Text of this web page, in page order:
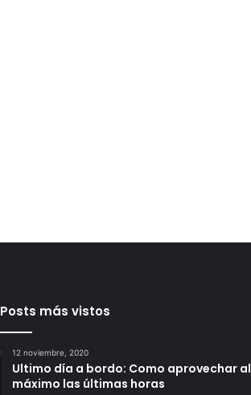
Posts más vistos
12 noviembre, 2020
Ultimo día a bordo: Como aprovechar al
máximo las últimas horas